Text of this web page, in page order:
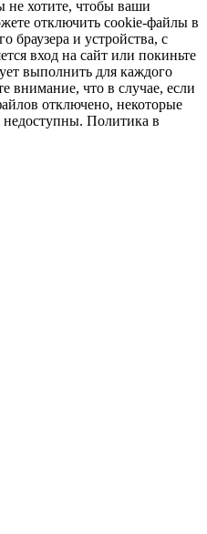
не хотите, чтобы ваши
отключить cookie-файлы в
браузера и устройства, с
вход на сайт или покиньте
выполнить для каждого
внимание, что в случае, если
отключено, некоторые
недоступны. Политика в